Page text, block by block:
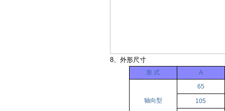
8、外形尺寸
形 式 A
轴向型
65
105